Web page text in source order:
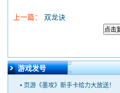
上一篇： 双龙诀
点击
游戏发号
页游《墨攻》新手卡给力大放送！